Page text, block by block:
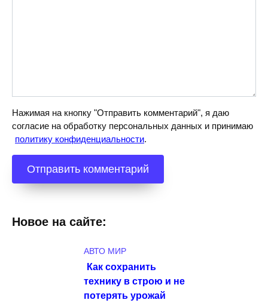
Нажимая на кнопку "Отправить комментарий", я даю
согласие на обработку персональных данных и принимаю
политику конфиденциальности.
Новое на сайте:
АВТО МИР
Как сохранить
технику в строю и не
потерять урожай